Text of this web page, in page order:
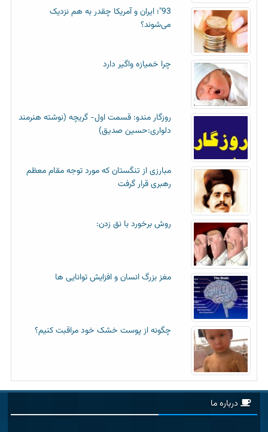
93"؛ ایران و آمریکا چقدر به هم نزدیک
می‌شوند؟
چرا خمیازه واگیر دارد
روزگار مندو: قسمت اول- گریچه (نوشته هنرمند
دلواری:حسین صدیق)
مبارزی از تنگستان که مورد توجه مقام معظم
رهبری قرار گرفت
روش برخورد با نق زدن:
مغز بزرگ انسان و افزایش توانایی ها
چگونه از پوست خشک خود مراقبت کنیم؟
درباره ما